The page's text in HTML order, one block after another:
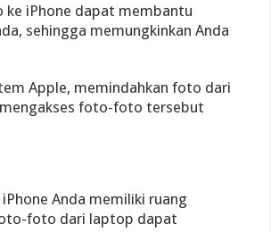
ke iPhone dapat membantu
sehingga memungkinkan Anda
Apple, memindahkan foto dari
foto-foto tersebut
iPhone Anda memiliki ruang
foto dari laptop dapat